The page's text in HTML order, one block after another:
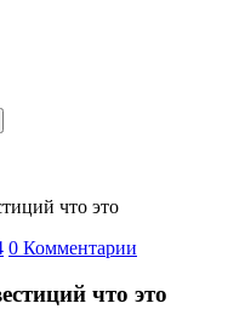
что это
0 Комментарии
что это